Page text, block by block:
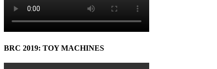
BRC 2019: TOY MACHINES